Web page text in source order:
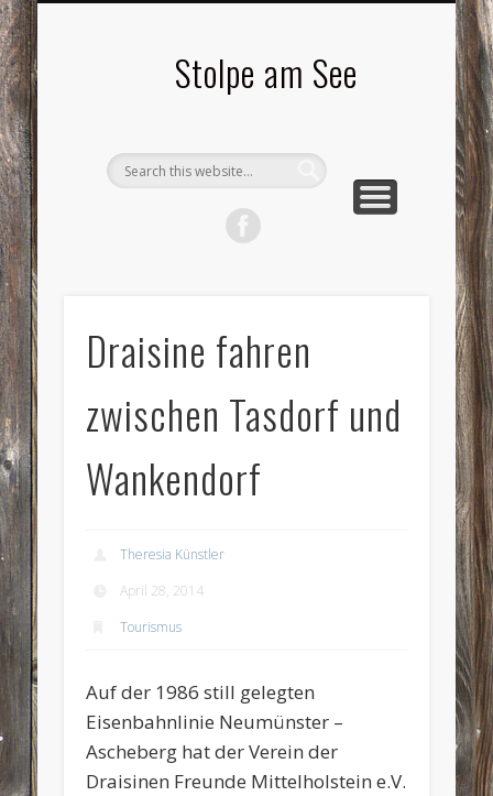
Stolpe am See
Draisine fahren
zwischen Tasdorf und
Wankendorf
Theresia Künstler
April 28, 2014
Tourismus
Auf der 1986 still gelegten
Eisenbahnlinie Neumünster –
Ascheberg hat der Verein der
Draisinen Freunde Mittelholstein e.V.